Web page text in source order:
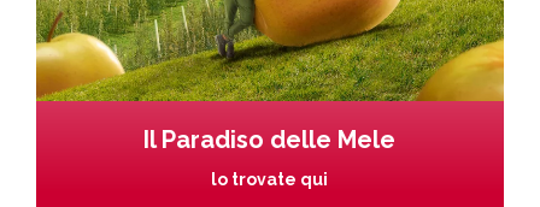
Il Paradiso delle Mele
lo trovate qui